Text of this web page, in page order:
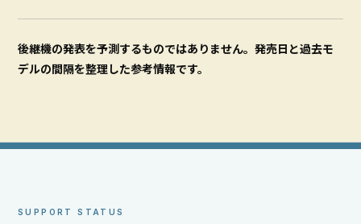
後継機の発表を予測するものではありません。発売日と過去モ
デルの間隔を整理した参考情報です。
SUPPORT STATUS